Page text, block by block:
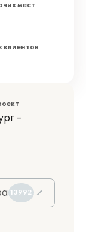
мест
клиентов
–
13992